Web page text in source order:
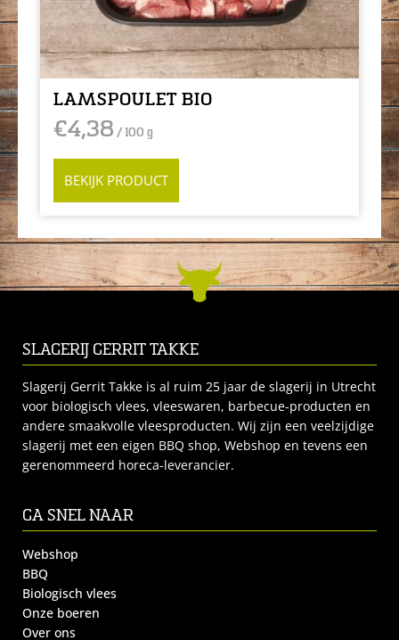
LAMSPOULET BIO
€4,38 / 100 g
BEKIJK PRODUCT
SLAGERIJ GERRIT TAKKE
Slagerij Gerrit Takke is al ruim 25 jaar de slagerij in Utrecht
voor biologisch vlees, vleeswaren, barbecue-producten en
andere smaakvolle vleesproducten. Wij zijn een veelzijdige
slagerij met een eigen BBQ shop, Webshop en tevens een
gerenommeerd horeca-leverancier.
GA SNEL NAAR
Webshop
BBQ
Biologisch vlees
Onze boeren
Over ons